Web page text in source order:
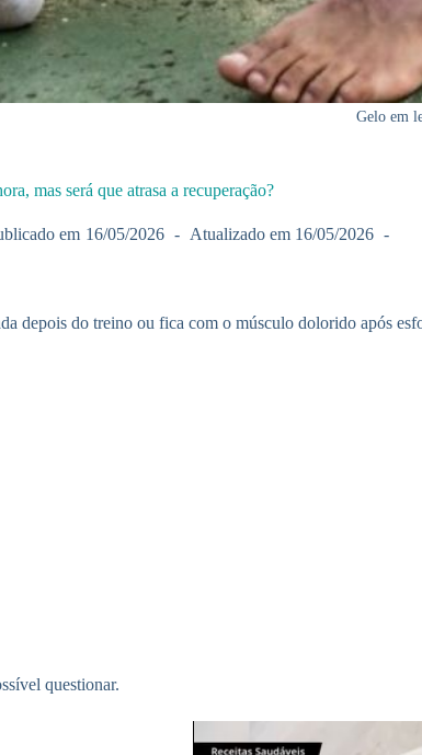
Gelo em
mas será que atrasa a recuperação?
em 16/05/2026 Atualizado em 16/05/2026
depois do treino ou fica com o músculo dolorido após
questionar.